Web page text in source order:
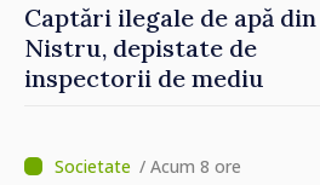
Captări ilegale de apă din
Nistru, depistate de
inspectorii de mediu
/ Acum 8 ore